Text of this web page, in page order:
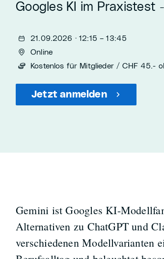
Googles KI im Praxistest
21.09.2026 · 12:15 – 13:45
Online
Kostenlos für Mitglieder / CHF 45.-
Jetzt anmelden
Gemini ist Googles KI-
Alternativen zu ChatGPT und
verschiedenen Modellvarianten